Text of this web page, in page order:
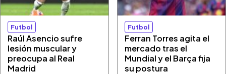
Futbol
Raúl Asencio sufre
lesión muscular y
preocupa al Real
Madrid
Futbol
Ferran Torres agita el
mercado tras el
Mundial y el Barça fija
su postura